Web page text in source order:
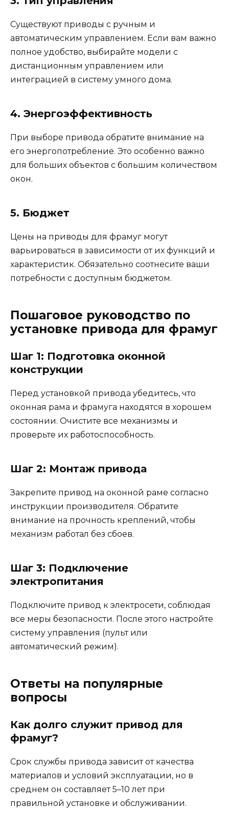
Существуют приводы с ручным и
автоматическим управлением. Если вам важно
полное удобство, выбирайте модели с
дистанционным управлением или
интеграцией в систему умного дома.
4. Энергоэффективность
При выборе привода обратите внимание на
его энергопотребление. Это особенно важно
для больших объектов с большим количеством
окон.
5. Бюджет
Цены на приводы для фрамуг могут
варьироваться в зависимости от их функций и
характеристик. Обязательно соотнесите ваши
потребности с доступным бюджетом.
Пошаговое руководство по
установке привода для фрамуг
Шаг 1: Подготовка оконной
конструкции
Перед установкой привода убедитесь, что
оконная рама и фрамуга находятся в хорошем
состоянии. Очистите все механизмы и
проверьте их работоспособность.
Шаг 2: Монтаж привода
Закрепите привод на оконной раме согласно
инструкции производителя. Обратите
внимание на прочность креплений, чтобы
механизм работал без сбоев.
Шаг 3: Подключение
электропитания
Подключите привод к электросети, соблюдая
все меры безопасности. После этого настройте
систему управления (пульт или
автоматический режим).
Ответы на популярные
вопросы
Как долго служит привод для
фрамуг?
Срок службы привода зависит от качества
материалов и условий эксплуатации, но в
среднем он составляет 5–10 лет при
правильной установке и обслуживании.